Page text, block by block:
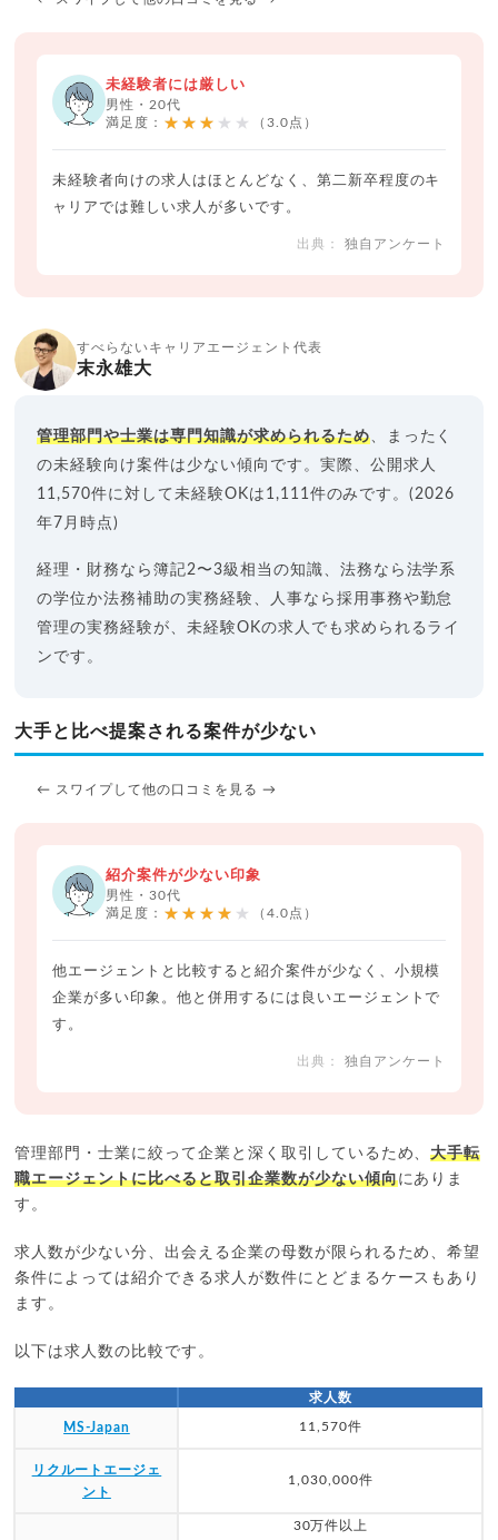
未経験者には厳しい
男性・20代
満足度： ★★★★★ （3.0点）
未経験者向けの求人はほとんどなく、第二新卒程度のキ
ャリアでは難しい求人が多いです。
独自アンケート
すべらないキャリアエージェント代表
末永雄大
管理部門や士業は専門知識が求められるため、まったく
の未経験向け案件は少ない傾向です。実際、公開求人
11,570件に対して未経験OKは1,111件のみです。(2026
年7月時点)
経理・財務なら簿記2〜3級相当の知識、法務なら法学系
の学位か法務補助の実務経験、人事なら採用事務や勤怠
管理の実務経験が、未経験OKの求人でも求められるライ
ンです。
大手と比べ提案される案件が少ない
← スワイプして他の口コミを見る →
紹介案件が少ない印象
男性・30代
満足度： ★★★★★ （4.0点）
他エージェントと比較すると紹介案件が少なく、小規模
企業が多い印象。他と併用するには良いエージェントで
す。
独自アンケート
管理部門・士業に絞って企業と深く取引しているため、大手転
職エージェントに比べると取引企業数が少ない傾向にありま
す。
求人数が少ない分、出会える企業の母数が限られるため、希望
条件によっては紹介できる求人が数件にとどまるケースもあり
ます。
以下は求人数の比較です。
求人数
MS-Japan 11,570件
リクルートエージェ
ント
1,030,000件
30万件以上